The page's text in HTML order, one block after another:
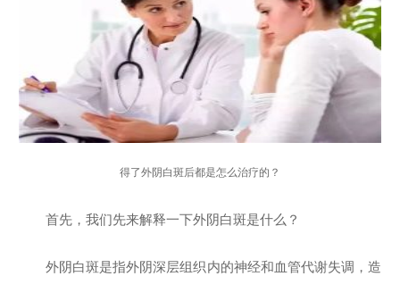
得了外阴白斑后都是怎么治疗的？
首先，我们先来解释一下外阴白斑是什么？
外阴白斑是指外阴深层组织内的神经和血管代谢失调，造